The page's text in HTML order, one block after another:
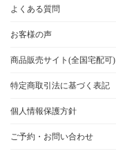
よくある質問
お客様の声
商品販売サイト(全国宅配可)
特定商取引法に基づく表記
個人情報保護方針
ご予約・お問い合わせ